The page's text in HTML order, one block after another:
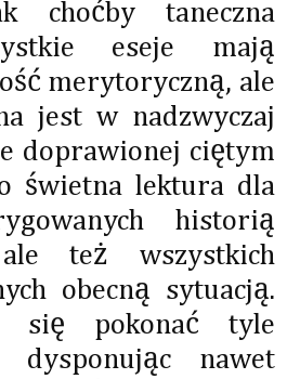
choćby taneczna
eseje mają
merytoryczną, ale
jest w nadzwyczaj
doprawionej ciętym
świetna lektura dla
historią
też wszystkich
obecną sytuacją.
się pokonać tyle
dysponując nawet